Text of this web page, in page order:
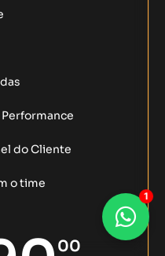
1
00
do Cliente
o time